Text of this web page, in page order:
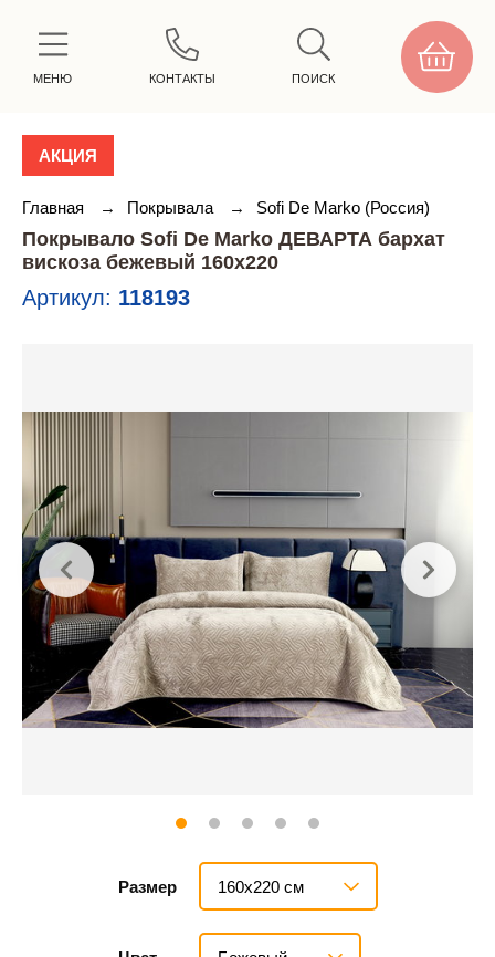
МЕНЮ КОНТАКТЫ ПОИСК
АКЦИЯ
Главная → Покрывала → Sofi De Marko (Россия)
Покрывало Sofi De Marko ДЕВАРТА бархат
вискоза бежевый 160х220
Артикул: 118193
Размер 160х220 см